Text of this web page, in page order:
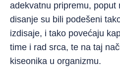
adekvatnu pripremu, poput
disanje su bili podešeni
izdisaje, i tako povećaju
time i rad srca, te na taj
kiseonika u organizmu.